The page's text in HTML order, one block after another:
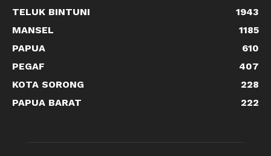
TELUK BINTUNI
1943
MANSEL
1185
PAPUA
610
PEGAF
407
KOTA SORONG
228
PAPUA BARAT
222